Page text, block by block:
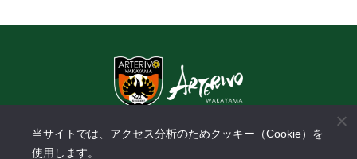
​スーパーセンターオークワパームシティ和歌山店3F
当サイトでは、アクセス分析のためクッキー（Cookie）を
使用します。